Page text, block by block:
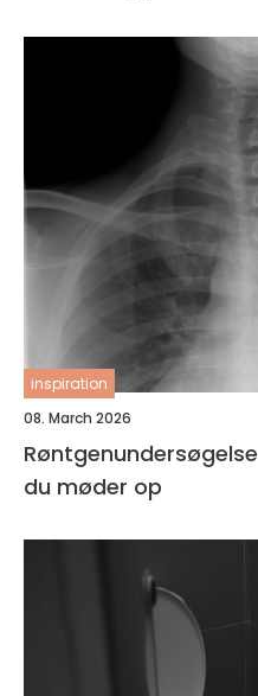
inspiration
08. March 2026
Røntgenundersøgelse hvad du skal vide, før
du møder op